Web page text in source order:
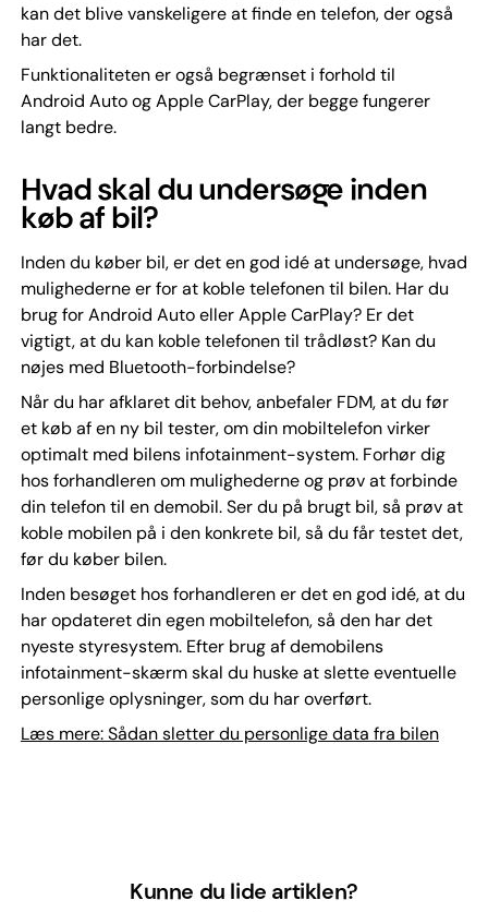
kan det blive vanskeligere at finde en telefon, der også
har det.
Funktionaliteten er også begrænset i forhold til
Android Auto og Apple CarPlay, der begge fungerer
langt bedre.
Hvad skal du undersøge inden
køb af bil?
Inden du køber bil, er det en god idé at undersøge, hvad
mulighederne er for at koble telefonen til bilen. Har du
brug for Android Auto eller Apple CarPlay? Er det
vigtigt, at du kan koble telefonen til trådløst? Kan du
nøjes med Bluetooth-forbindelse?
Når du har afklaret dit behov, anbefaler FDM, at du før
et køb af en ny bil tester, om din mobiltelefon virker
optimalt med bilens infotainment-system. Forhør dig
hos forhandleren om mulighederne og prøv at forbinde
din telefon til en demobil. Ser du på brugt bil, så prøv at
koble mobilen på i den konkrete bil, så du får testet det,
før du køber bilen.
Inden besøget hos forhandleren er det en god idé, at du
har opdateret din egen mobiltelefon, så den har det
nyeste styresystem. Efter brug af demobilens
infotainment-skærm skal du huske at slette eventuelle
personlige oplysninger, som du har overført.
Læs mere: Sådan sletter du personlige data fra bilen
Kunne du lide artiklen?